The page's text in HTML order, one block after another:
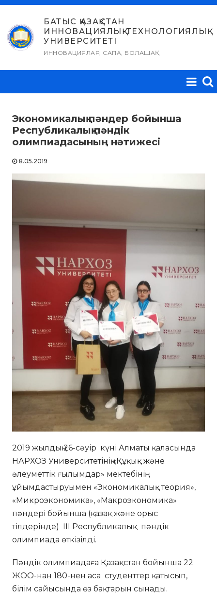
Skip
content
БАТЫС ҚАЗАҚСТАН
ИННОВАЦИЯЛЫҚ-ТЕХНОЛОГИЯЛЫҚ
УНИВЕРСИТЕТІ
ИННОВАЦИЯЛАР, САПА, БОЛАШАҚ
Экономикалық пәндер бойынша
Республикалық пәндік
олимпиадасының нәтижесі
8.05.2019
2019 жылдың 26-сәуір күні Алматы қаласында
НАРХОЗ Университетінің «Құқық және
әлеуметтік ғылымдар» мектебінің
ұйымдастыруымен «Экономикалық теория»,
«Микроэкономика», «Макроэкономика»
пәндері бойынша (қазақ және орыс
тілдерінде) ІІІ Республикалық пәндік
олимпиада өткізілді.
Пәндік олимпиадаға Қазақстан бойынша 22
ЖОО-нан 180-нен аса студенттер қатысып,
білім сайысында өз бақтарын сынады.